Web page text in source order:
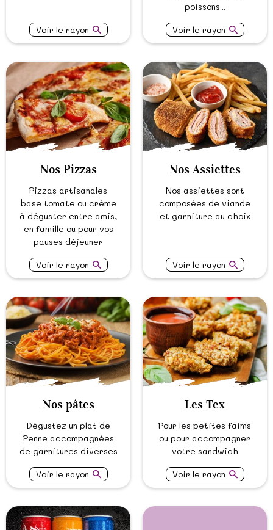
Voir le rayon
poissons...
Voir le rayon
Nos Pizzas
Pizzas artisanales
base tomate ou crème
à déguster entre amis,
en famille ou pour vos
pauses déjeuner
Voir le rayon
Nos Assiettes
Nos assiettes sont
composées de viande
et garniture au choix
Voir le rayon
Nos pâtes
Dégustez un plat de
Penne accompagnées
de garnitures diverses
Voir le rayon
Les Tex
Pour les petites faims
ou pour accompagner
votre sandwich
Voir le rayon